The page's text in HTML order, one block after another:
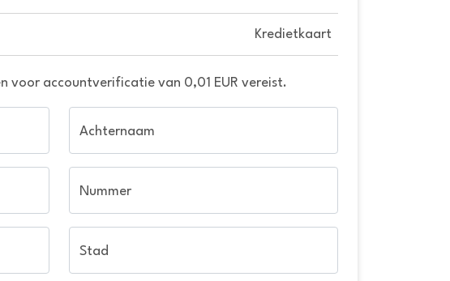
Kredietkaart
voor accountverificatie van 0,01 EUR vereist.
Achternaam
Nummer
Stad